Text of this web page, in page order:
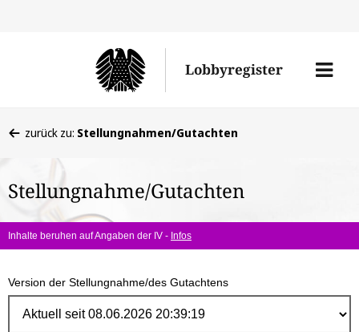
Lobbyregister
Menü
befinden
hier:
zurück zu: Stellungnahmen/Gutachten
Stellungnahme/Gutachten
Inhalte beruhen auf Angaben der IV - Infos
Version der Stellungnahme/des Gutachtens